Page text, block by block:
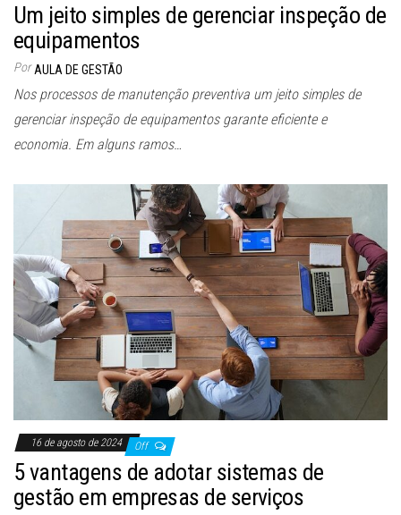
Um jeito simples de gerenciar inspeção de
equipamentos
Por AULA DE GESTÃO
Nos processos de manutenção preventiva um jeito simples de
gerenciar inspeção de equipamentos garante eficiente e
economia. Em alguns ramos…
16 de agosto de 2024 Off
5 vantagens de adotar sistemas de
gestão em empresas de serviços